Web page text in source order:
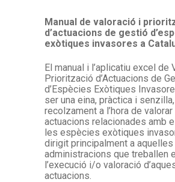
Manual de valoració i
d’actuacions de gestió
exòtiques invasores a
El manual i l’aplicatiu excel de
Priorització d’Actuacions de
d’Espècies Exòtiques
ser una eina, pràctica i
recolzament a l’hora de
actuacions relacionades amb
les espècies exòtiques
dirigit principalment a
administracions que treballen
l’execució i/o valoració
actuacions.